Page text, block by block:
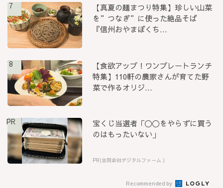
7
【真夏の麺まつり特集】珍しい山菜
を”つなぎ”に使った絶品そば
『信州おやまぼくち...
8
【食欲アップ！ワンプレートランチ
特集】110軒の農家さんが育てた野
菜で作るオリジ...
PR
宝くじ当選者「〇〇をやらずに買う
のはもったいない」
PR(合同会社デジタルファーム )
Recommended by